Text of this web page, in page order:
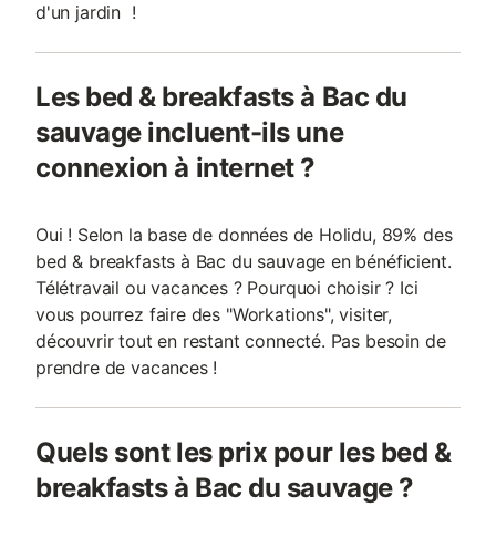
d'un jardin !
Les bed & breakfasts à Bac du
sauvage incluent-ils une
connexion à internet ?
Oui ! Selon la base de données de Holidu, 89% des
bed & breakfasts à Bac du sauvage en bénéficient.
Télétravail ou vacances ? Pourquoi choisir ? Ici
vous pourrez faire des "Workations", visiter,
découvrir tout en restant connecté. Pas besoin de
prendre de vacances !
Quels sont les prix pour les bed &
breakfasts à Bac du sauvage ?